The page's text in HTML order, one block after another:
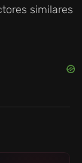
similares